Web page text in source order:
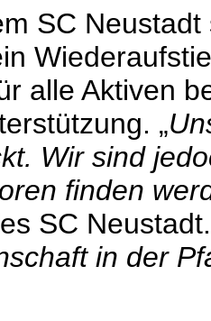
SC
alle Aktiven
„
Wir sind
finden
SC
in der